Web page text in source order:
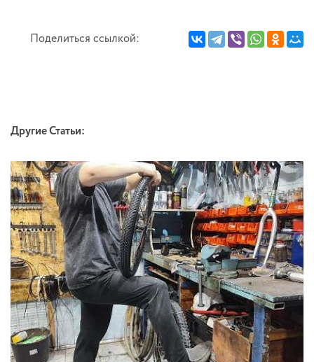
Поделиться ссылкой:
Другие Статьи: